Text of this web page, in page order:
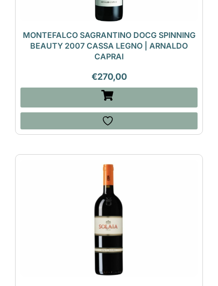
MONTEFALCO SAGRANTINO DOCG SPINNING
BEAUTY 2007 CASSA LEGNO | ARNALDO
CAPRAI
€270,00